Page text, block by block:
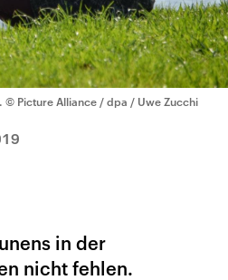
© Picture Alliance / dpa / Uwe Zucchi
in der
nicht fehlen.